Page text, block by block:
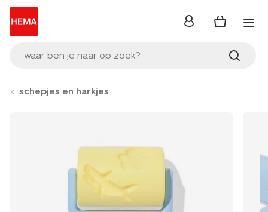
waar ben je naar op zoek?
inloggen
schepjes en harkjes